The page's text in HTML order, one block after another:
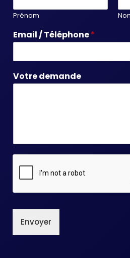
Prénom
Email / Téléphone*
Votre demande
Envoyer